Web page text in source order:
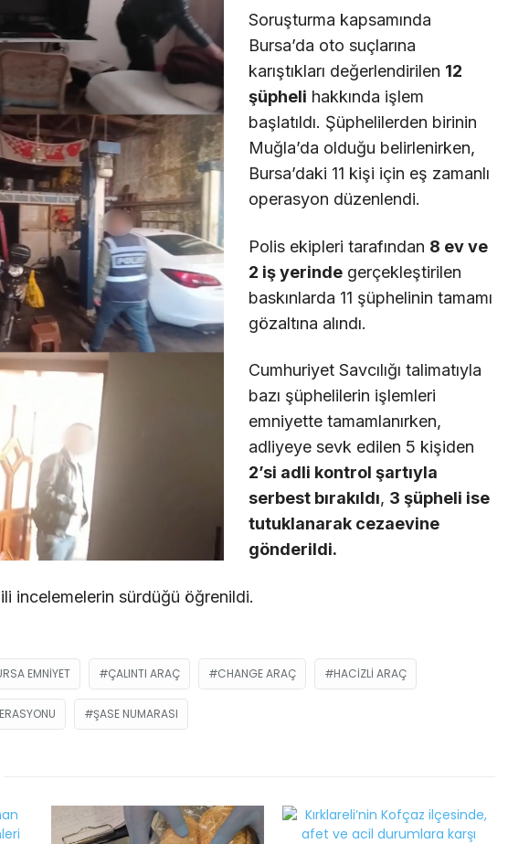
Soruşturma kapsamında
Bursa’da oto suçlarına
karıştıkları değerlendirilen 12
şüpheli hakkında işlem
başlatıldı. Şüphelilerden birinin
Muğla’da olduğu belirlenirken,
Bursa’daki 11 kişi için eş zamanlı
operasyon düzenlendi.
Polis ekipleri tarafından 8 ev ve
2 iş yerinde gerçekleştirilen
baskınlarda 11 şüphelinin tamamı
gözaltına alındı.
Cumhuriyet Savcılığı talimatıyla
bazı şüphelilerin işlemleri
emniyette tamamlanırken,
adliyeye sevk edilen 5 kişiden
2’si adli kontrol şartıyla
serbest bırakıldı, 3 şüpheli ise
tutuklanarak cezaevine
gönderildi.
incelemelerin sürdüğü öğrenildi.
EMNIYET ÇALINTI ARAÇ CHANGE ARAÇ HACIZLI ARAÇ
ŞASE NUMARASI